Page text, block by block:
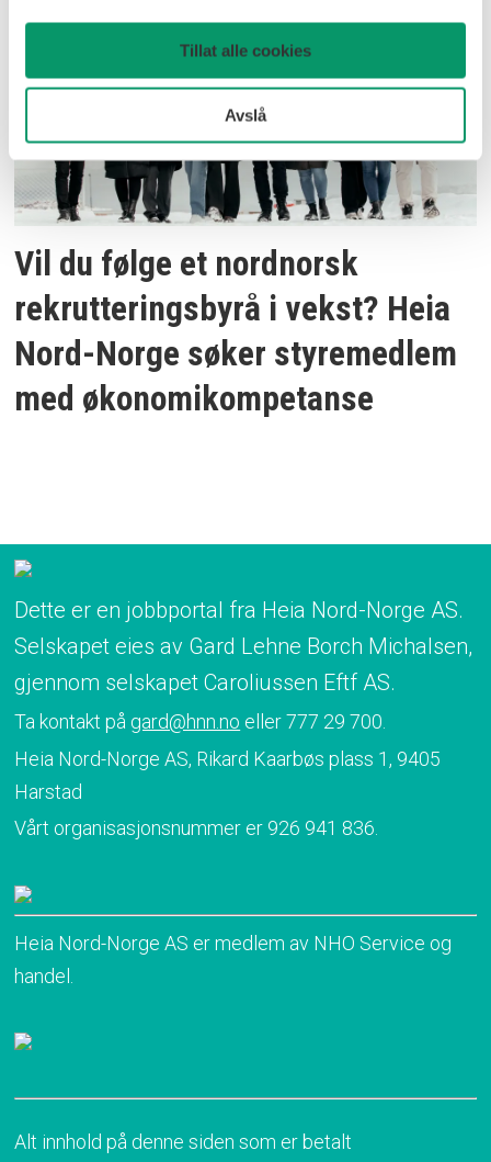
Tillat alle cookies
Avslå
Vil du følge et nordnorsk
rekrutteringsbyrå i vekst? Heia
Nord-Norge søker styremedlem
med økonomikompetanse
Dette er en jobbportal fra Heia Nord-Norge AS.
Selskapet eies av Gard Lehne Borch Michalsen,
gjennom selskapet Caroliussen Eftf AS.
Ta kontakt på gard@hnn.no eller 777 29 700.
Heia Nord-Norge AS, Rikard Kaarbøs plass 1, 9405
Harstad
Vårt organisasjonsnummer er 926 941 836.
Heia Nord-Norge AS er medlem av NHO Service og
handel.
Alt innhold på denne siden som er betalt